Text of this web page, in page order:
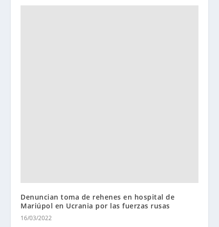
Denuncian toma de rehenes en hospital de
Mariúpol en Ucrania por las fuerzas rusas
16/03/2022